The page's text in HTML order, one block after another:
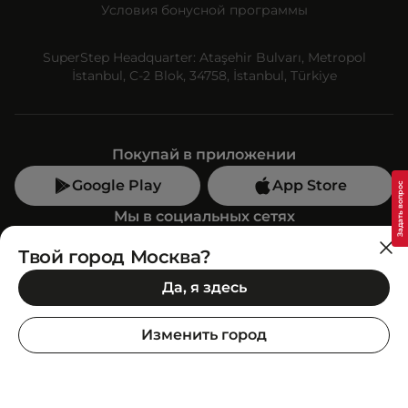
Условия бонусной программы
SuperStep Headquarter: Ataşehir Bulvarı, Metropol
İstanbul, C-2 Blok, 34758, İstanbul, Türkiye
Покупай в приложении
Google Play
App Store
Мы в социальных сетях
Позвони нам
+7 (499) 350-55-33
C 10:00 до 19:00
SuperStep-бот
Твой город Москва?
Да, я здесь
Изменить город